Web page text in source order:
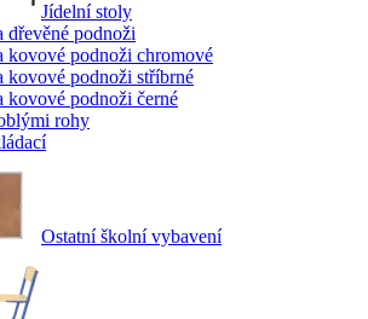
Jídelní stoly
dřevěné podnoži
kovové podnoži chromové
kovové podnoži stříbrné
kovové podnoži černé
rohy
Ostatní školní vybavení